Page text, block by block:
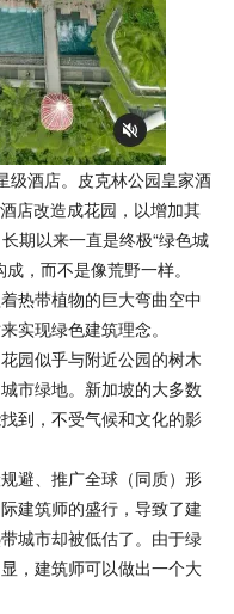
级酒店。皮克林公园皇家酒
店改造成花园，以增加其
期以来一直是终极“绿色城
，而不是像荒野一样。
热带植物的巨大弯曲空中
实现绿色建筑理念。
园似乎与附近公园的树木
市绿地。新加坡的大多数
到，不受气候和文化的影
避、推广全球（同质）形
建筑师的盛行，导致了建
城市却被低估了。由于绿
，建筑师可以做出一个大